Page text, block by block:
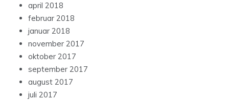
april 2018
februar 2018
januar 2018
november 2017
oktober 2017
september 2017
august 2017
juli 2017